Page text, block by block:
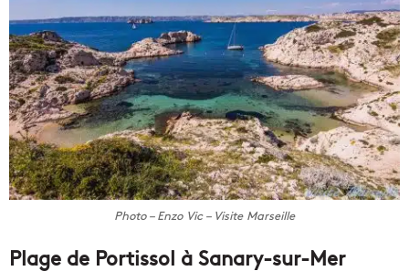
Photo – Enzo Vic – Visite Marseille
Plage de Portissol à Sanary-sur-Mer